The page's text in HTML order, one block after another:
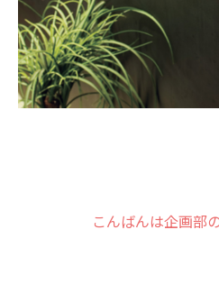
こんばんは企画部